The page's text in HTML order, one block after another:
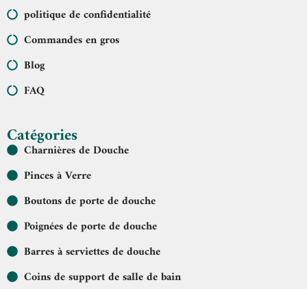
politique de confidentialité
Commandes en gros
Blog
FAQ
Catégories
Charnières de Douche
Pinces à Verre
Boutons de porte de douche
Poignées de porte de douche
Barres à serviettes de douche
Coins de support de salle de bain